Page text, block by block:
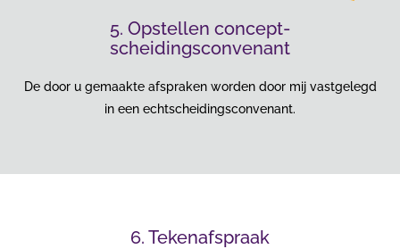
5. Opstellen concept-
scheidingsconvenant
De door u gemaakte afspraken worden door mij vastgelegd
in een echtscheidingsconvenant.
6. Tekenafspraak